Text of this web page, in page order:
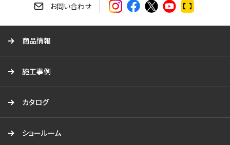
お問い合わせ
商品情報
施工事例
カタログ
ショールーム